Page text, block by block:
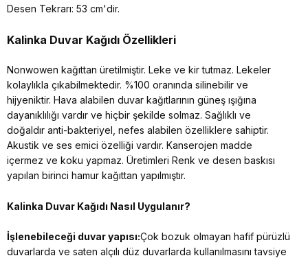
Desen Tekrarı: 53 cm'dir.
Kalinka Duvar Kağıdı Özellikleri
Nonwowen kağıttan üretilmiştir. Leke ve kir tutmaz. Lekeler
kolaylıkla çıkabilmektedir. %100 oranında silinebilir ve
hijyeniktir. Hava alabilen duvar kağıtlarının güneş ışığına
dayanıklılığı vardır ve hiçbir şekilde solmaz. Sağlıklı ve
doğaldır anti-bakteriyel, nefes alabilen özelliklere sahiptir.
Akustik ve ses emici özelliği vardır. Kanserojen madde
içermez ve koku yapmaz. Üretimleri Renk ve desen baskısı
yapılan birinci hamur kağıttan yapılmıştır.
Kalinka Duvar Kağıdı Nasıl Uygulanır?
İşlenebileceği duvar yapısı:Çok bozuk olmayan hafif pürüzlü
duvarlarda ve saten alçılı düz duvarlarda kullanılmasını tavsiye